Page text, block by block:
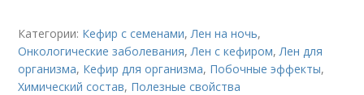
Категории: Кефир с семенами,Лен на ночь,
Онкологические заболевания,Лен с кефиром,Лен для
организма, Кефир для организма, Побочные эффекты,
Химический состав, Полезные свойства